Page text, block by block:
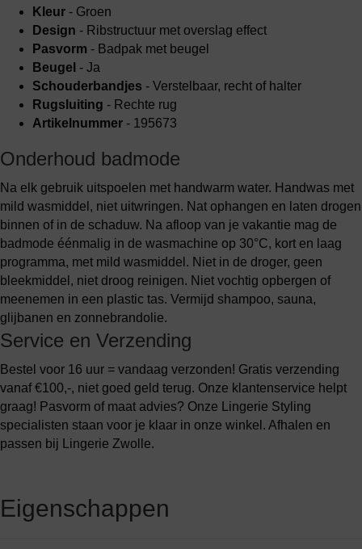
Kleur - Groen
Design - Ribstructuur met overslag effect
Pasvorm - Badpak met beugel
Beugel - Ja
Schouderbandjes - Verstelbaar, recht of halter
Rugsluiting - Rechte rug
Artikelnummer - 195673
Onderhoud badmode
Na elk gebruik uitspoelen met handwarm water. Handwas met
mild wasmiddel, niet uitwringen. Nat ophangen en laten drogen
binnen of in de schaduw. Na afloop van je vakantie mag de
badmode éénmalig in de wasmachine op 30°C, kort en laag
programma, met mild wasmiddel. Niet in de droger, geen
bleekmiddel, niet droog reinigen. Niet vochtig opbergen of
meenemen in een plastic tas. Vermijd shampoo, sauna,
glijbanen en zonnebrandolie.
Service en Verzending
Bestel voor 16 uur = vandaag verzonden! Gratis verzending
vanaf €100,-, niet goed geld terug. Onze klantenservice helpt
graag! Pasvorm of maat advies? Onze Lingerie Styling
specialisten staan voor je klaar in onze winkel. Afhalen en
passen bij Lingerie Zwolle.
Eigenschappen